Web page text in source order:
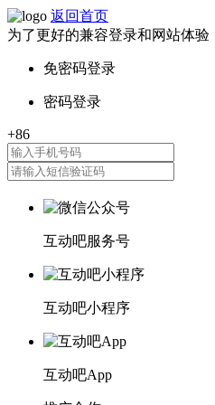
返回首页
为了更好的兼容登录和网站体
互动吧服务号
互动吧小程序
互动吧App